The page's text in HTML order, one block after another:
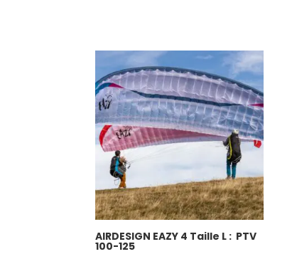
1.200,00 €.1.100,00 €.
AIRDESIGN EAZY 4 Taille L : PTV
100-125